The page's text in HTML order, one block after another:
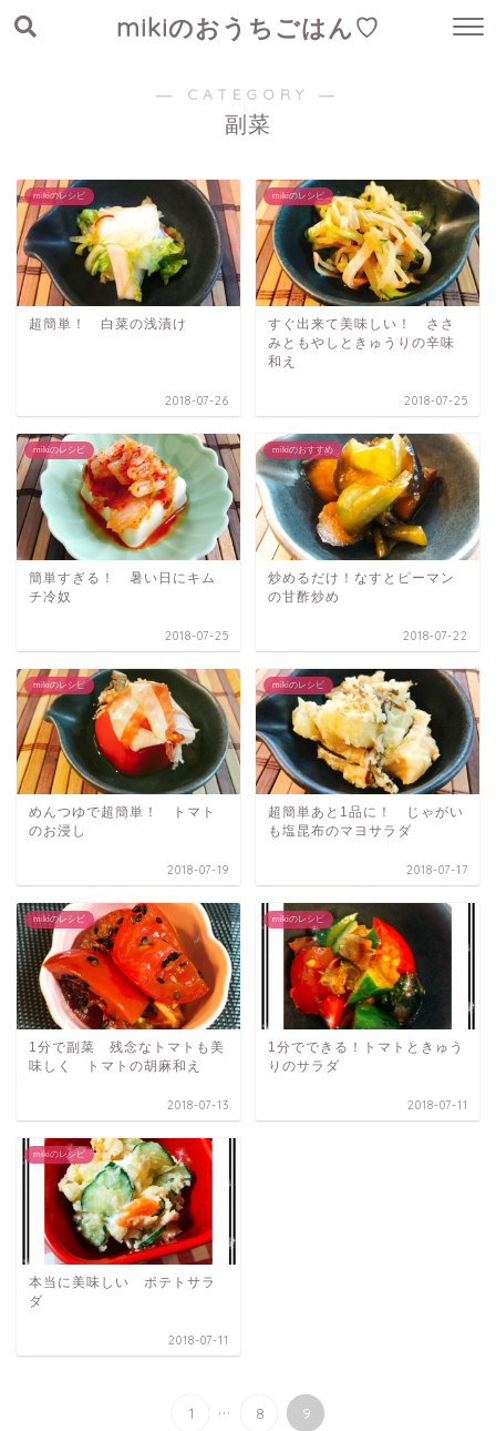
mikiのおうちごはん♡
― CATEGORY ―
副菜
mikiのレシピ
超簡単！ 白菜の浅漬け
2018-07-26
mikiのレシピ
すぐ出来て美味しい！ ささ
みともやしときゅうりの辛味
和え
2018-07-25
mikiのレシピ
簡単すぎる！ 暑い日にキム
チ冷奴
2018-07-25
mikiのおすすめ
炒めるだけ！なすとピーマン
の甘酢炒め
2018-07-22
mikiのレシピ
めんつゆで超簡単！ トマト
のお浸し
2018-07-19
mikiのレシピ
超簡単あと1品に！ じゃがい
も塩昆布のマヨサラダ
2018-07-17
mikiのレシピ
1分で副菜 残念なトマトも美
味しく トマトの胡麻和え
2018-07-13
mikiのレシピ
1分でできる！トマトときゅう
りのサラダ
2018-07-11
mikiのレシピ
本当に美味しい ポテトサラ
ダ
2018-07-11
1 ... 8 9